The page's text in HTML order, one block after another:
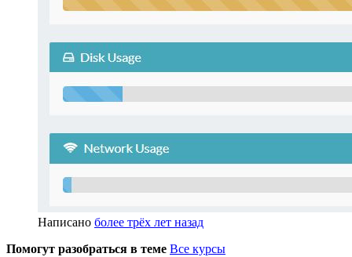
Написано более трёх лет назад
Помогут разобраться в теме Все курсы